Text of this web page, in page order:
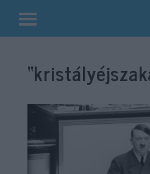
Kilépés
tartalomba